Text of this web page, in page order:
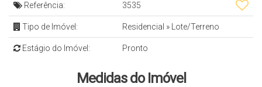
Referência: 3535
Tipo de Imóvel: Residencial » Lote/Terreno
Estágio do Imóvel: Pronto
Medidas do Imóvel